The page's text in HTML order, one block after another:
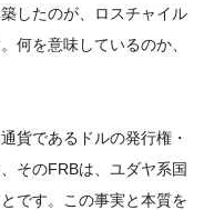
したのが、ロスチャイル
何を意味しているのか、
貨であるドルの発行権・
そのFRBは、ユダヤ系国
です。この事実と本質を